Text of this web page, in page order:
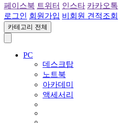
페이스북 트위터 인스타 카카오톡
로그인 회원가입 비회원 견적조회
카테고리 전체
PC
데스크탑
노트북
아카데미
액세서리